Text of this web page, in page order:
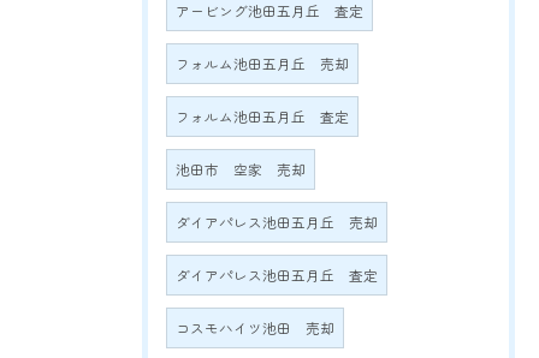
アービング池田五月丘 査定
フォルム池田五月丘 売却
フォルム池田五月丘 査定
池田市 空家 売却
ダイアパレス池田五月丘 売却
ダイアパレス池田五月丘 査定
コスモハイツ池田 売却